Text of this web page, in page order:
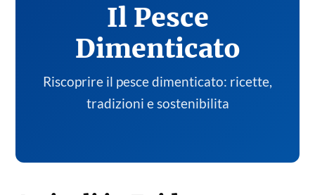
Il Pesce
Dimenticato
Riscoprire il pesce dimenticato: ricette,
tradizioni e sostenibilita